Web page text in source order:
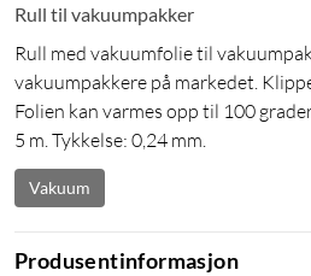
Rull til vakuumpakker
Rull med vakuumfolie til
vakuumpakkere på markedet.
Folien kan varmes opp til 100
5 m. Tykkelse: 0,24 mm.
Vakuum
Produsentinformasjon